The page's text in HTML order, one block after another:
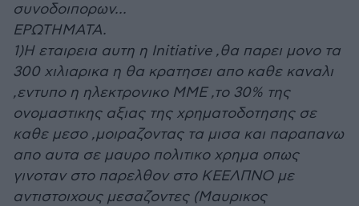
συνοδοιπορων...
ΕΡΩΤΗΜΑΤΑ.
1)Η εταιρεια αυτη η Initiative ,θα παρει μονο τα
300 χιλιαρικα η θα κρατησει απο καθε καναλι
,εντυπο η ηλεκτρονικο ΜΜΕ ,το 30% της
ονομαστικης αξιας της χρηματοδοτησης σε
καθε μεσο ,μοιραζοντας τα μισα και παραπανω
απο αυτα σε μαυρο πολιτικο χρημα οπως
γινοταν στο παρελθον στο ΚΕΕΛΠΝΟ με
αντιστοιχους μεσαζοντες (Μαυρικος